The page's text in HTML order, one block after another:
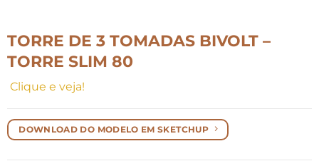
TORRE DE 3 TOMADAS BIVOLT –
TORRE SLIM 80
Clique e veja!
DOWNLOAD DO MODELO EM SKETCHUP